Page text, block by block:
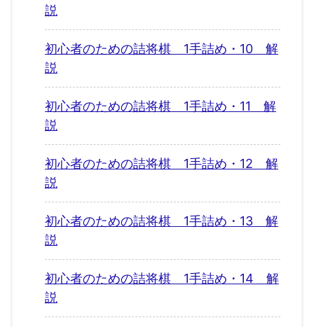
説
初心者のための詰将棋 1手詰め・10 解
説
初心者のための詰将棋 1手詰め・11 解
説
初心者のための詰将棋 1手詰め・12 解
説
初心者のための詰将棋 1手詰め・13 解
説
初心者のための詰将棋 1手詰め・14 解
説